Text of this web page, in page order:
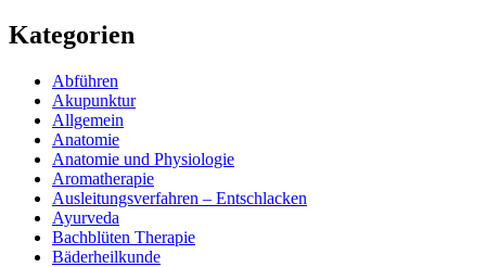
Kategorien
Abführen
Akupunktur
Allgemein
Anatomie
Anatomie und Physiologie
Aromatherapie
Ausleitungsverfahren – Entschlacken
Ayurveda
Bachblüten Therapie
Bäderheilkunde